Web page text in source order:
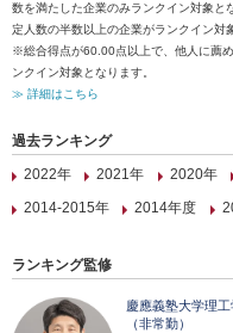
数を満たした企業のみランクイン対象と
定人数の半数以上の企業がランクイン対
※総合得点が60.00点以上で、他人に薦
ンクイン対象となります。
≫ 詳細はこちら
過去ランキング
2022年
2021年 2020年
2014-2015年
2014年度
ランキング監修
慶應義塾大学理
（非常勤）